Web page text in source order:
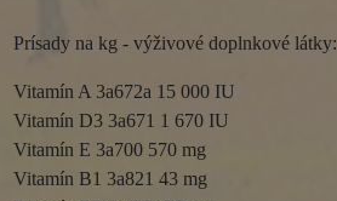
Prísady na kg - výživové doplnkové látky:
Vitamín A 3a672a 15 000 IU
Vitamín D3 3a671 1 670 IU
Vitamín E 3a700 570 mg
Vitamín B1 3a821 43 mg